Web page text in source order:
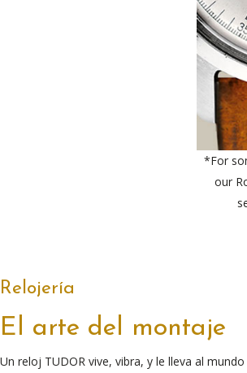
*For
our
Relojería
El arte del montaje
Un reloj TUDOR vive, vibra, y le lleva al